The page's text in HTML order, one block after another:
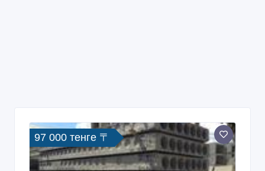
Плиты пустотные ПК 60-15.8 до